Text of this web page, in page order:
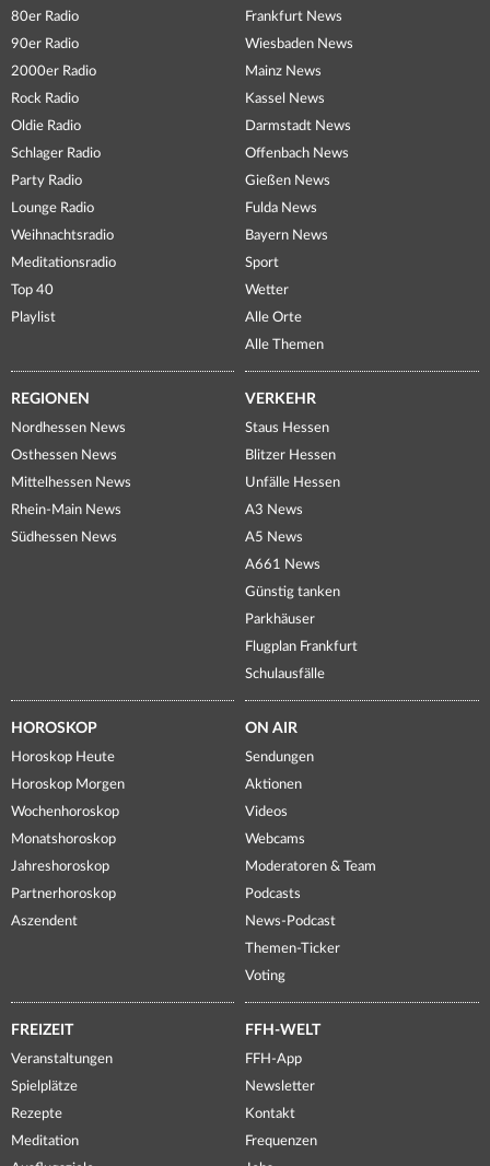
80er Radio
90er Radio
2000er Radio
Rock Radio
Oldie Radio
Schlager Radio
Party Radio
Lounge Radio
Weihnachtsradio
Meditationsradio
Top 40
Playlist
Frankfurt News
Wiesbaden News
Mainz News
Kassel News
Darmstadt News
Offenbach News
Gießen News
Fulda News
Bayern News
Sport
Wetter
Alle Orte
Alle Themen
REGIONEN
Nordhessen News
Osthessen News
Mittelhessen News
Rhein-Main News
Südhessen News
VERKEHR
Staus Hessen
Blitzer Hessen
Unfälle Hessen
A3 News
A5 News
A661 News
Günstig tanken
Parkhäuser
Flugplan Frankfurt
Schulausfälle
HOROSKOP
Horoskop Heute
Horoskop Morgen
Wochenhoroskop
Monatshoroskop
Jahreshoroskop
Partnerhoroskop
Aszendent
ON AIR
Sendungen
Aktionen
Videos
Webcams
Moderatoren & Team
Podcasts
News-Podcast
Themen-Ticker
Voting
FREIZEIT
Veranstaltungen
Spielplätze
Rezepte
Meditation
FFH-WELT
FFH-App
Newsletter
Kontakt
Frequenzen